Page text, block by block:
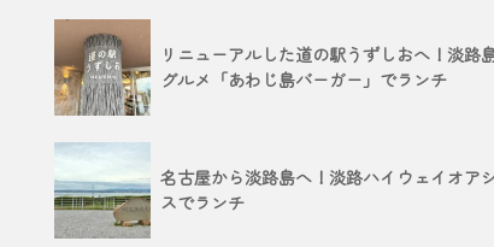
リニューアルした道の駅うずしおへ！淡路
グルメ「あわじ島バーガー」でランチ
名古屋から淡路島へ！淡路ハイウェイオア
スでランチ